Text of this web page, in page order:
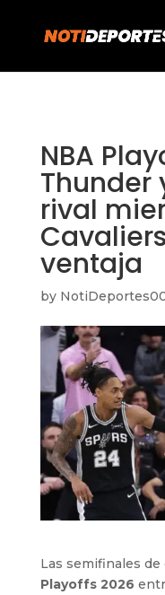
NBA
Thunder
rival
ventaja
by
Las semifinales
Playoffs 2026